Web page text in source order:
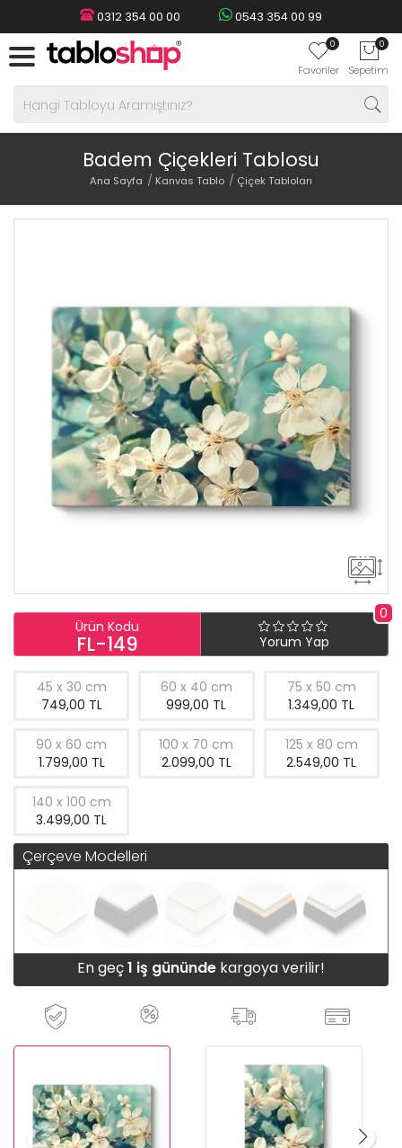
0312 354 00 00 0543 354 00 99
0
Favoriler
0
Sepetim
Badem Çiçekleri Tablosu
Ana Sayfa Kanvas Tablo Çiçek Tabloları
Ürün Kodu
FL-149
0
Yorum Yap
45 x 30 cm
749,00 TL
60 x 40 cm
999,00 TL
75 x 50 cm
1.349,00 TL
90 x 60 cm
1.799,00 TL
100 x 70 cm
2.099,00 TL
125 x 80 cm
2.549,00 TL
140 x 100 cm
3.499,00 TL
Çerçeve Modelleri
En geç1 iş gününde kargoya verilir!